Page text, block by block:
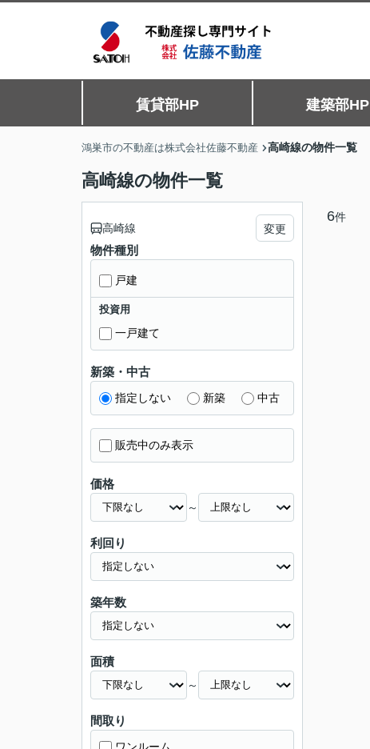
賃貸部HP 建築部HP
鴻巣市の不動産は株式会社佐藤不動産 高崎線の物件一覧
高崎線の物件一覧
6件
高崎線 変更
物件種別
戸建
投資用
一戸建て
新築・中古
指定しない 新築 中古
販売中のみ表示
価格
～
利回り
築年数
面積
～
間取り